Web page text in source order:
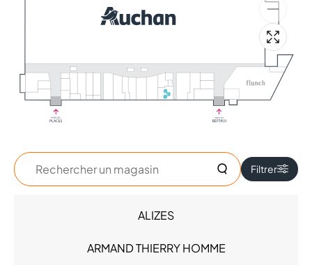
Rechercher
un
Filtrer
ALIZES
ARMAND THIERRY HOMME
Accessoires - Bijoux (4)
Chaussures (1)